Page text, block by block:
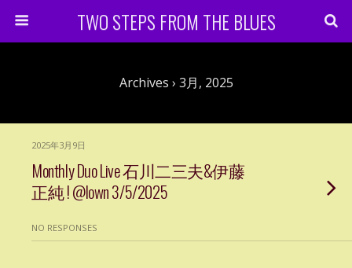
TWO STEPS FROM THE BLUES
Archives › 3月, 2025
2025年3月9日
Monthly Duo Live 石川二三夫&伊藤
正純 ! @lown 3/5/2025
NO RESPONSES